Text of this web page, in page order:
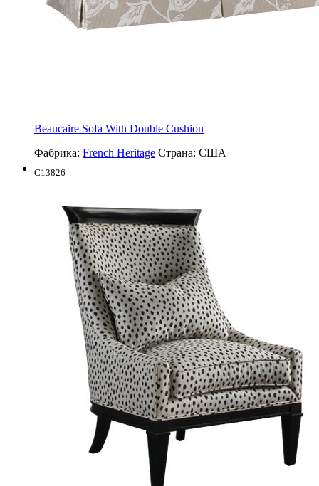
Beaucaire Sofa With Double Cushion
Фабрика: French Heritage Страна: США
C13826